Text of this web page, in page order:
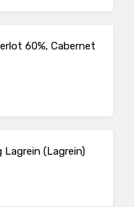
60%, Cabernet
Lagrein (Lagrein)